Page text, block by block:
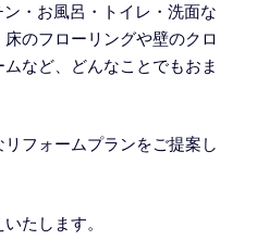
ン・お風呂・トイレ・洗面な
床のフローリングや壁のクロ
など、どんなことでもおま
フォームプランをご提案し
たします。